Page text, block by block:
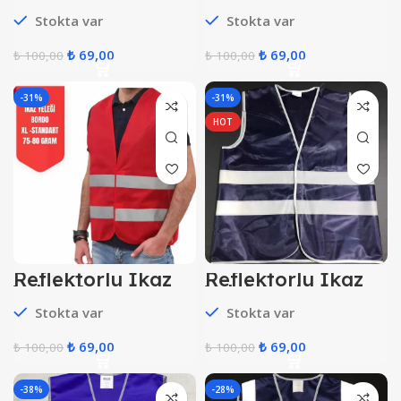
Stokta var
₺100,00 ₺ 69,00
Stokta var
₺100,00 ₺ 69,00
-31%
Reflektörlü İkaz
Yelek Kırmızı
Stokta var
₺100,00 ₺ 69,00
-31%
HOT
Reflektörlü İkaz
Yelek Lacivert
Stokta var
₺100,00 ₺ 69,00
-38% -28%